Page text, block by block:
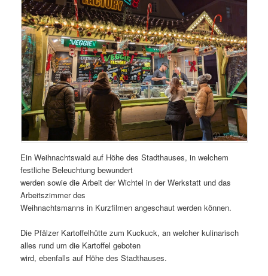
Ein Weihnachtswald auf Höhe des Stadthauses, in welchem
festliche Beleuchtung bewundert
werden sowie die Arbeit der Wichtel in der Werkstatt und das
Arbeitszimmer des
Weihnachtsmanns in Kurzfilmen angeschaut werden können.
Die Pfälzer Kartoffelhütte zum Kuckuck, an welcher kulinarisch
alles rund um die Kartoffel geboten
wird, ebenfalls auf Höhe des Stadthauses.